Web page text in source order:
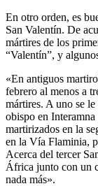
En otro orden, es
San Valentín. De
mártires de los
“Valentín”, y
«En antiguos
febrero al menos a
mártires. A uno se
obispo en
martirizados en la
en la Vía Flaminia,
Acerca del tercer
África junto con un
nada más».